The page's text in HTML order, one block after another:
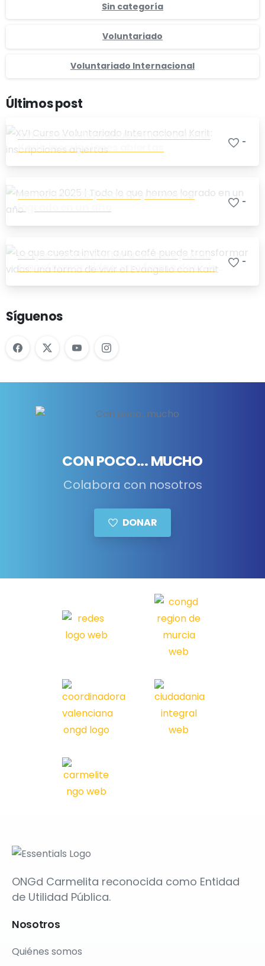
Sin categoría
Voluntariado
Voluntariado Internacional
Últimos post
XVI Curso Voluntariado Internacional
Karit: inscripciones abiertas
-
Memoria 2025 | Todo lo que hemos
logrado en un año
-
Lo que cuesta invitar a un café puede
transformar vidas: una forma de vivir
-
Síguenos
CON POCO... MUCHO
Colabora con nosotros
DONAR
ONGd Carmelita reconocida como Entidad
de Utilidad Pública.
Nosotros
Quiénes somos